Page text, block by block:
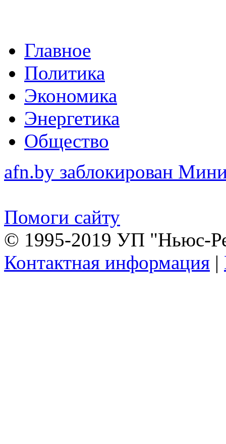
Главное
Политика
Экономика
Энергетика
Общество
afn.by заблокирован
Помоги сайту
© 1995-2019 УП "Ньюс-
Контактная информация |